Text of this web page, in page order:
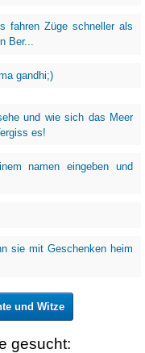
fahren Züge schneller als
Ber...
gandhi;)
und wie sich das Meer
es!
namen eingeben und
sie mit Geschenken heim
und Witze
gesucht: